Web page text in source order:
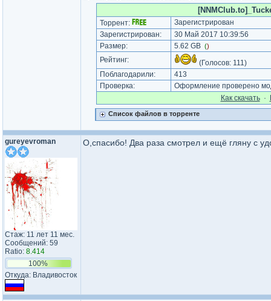
Торрент:
Зарегистрирован
Зарегистрирован:
30 Май 2017 10:39:56
Размер:
5.62 GB ()
Рейтинг: (Голосов: 111)
Поблагодарили:
413
Проверка:
Оформление проверено
Как cкачать·
Список файлов в торренте
gureyevroman
Стаж: 11 лет 11 мес.
Сообщений: 59
Ratio: 8.414
100%
Откуда: Владивосток
О,спасибо! Два раза смотрел и ещё гляну с